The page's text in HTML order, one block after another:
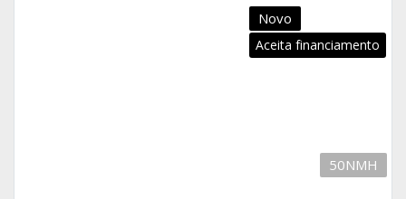
Novo
Aceita financiamento
50NMH